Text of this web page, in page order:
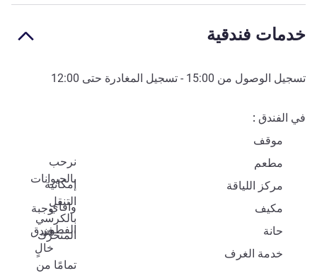
خدمات فندقية
تسجيل الوصول من 15:00 - تسجيل المغادرة حتى 12:00
في الفندق
موقف
نرحب
بالحيوانات
مطعم
إمكانية
التنقل
بالكرسي
المتحرّك
مركز اللياقة
وافاي
مكيف
وجبة
الفطور
حانة
فندق
خالٍ
تمامًا من
خدمة الغرف